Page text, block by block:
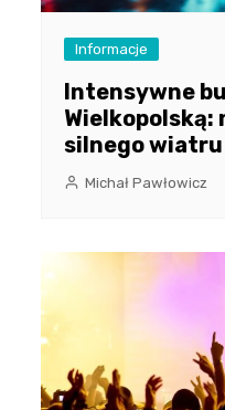
Informacje
Intensywne
Wielkopolską:
silnego
Michał Pawłowicz